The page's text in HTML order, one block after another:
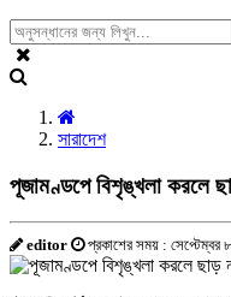
সারাদেশ
পূজামণ্ডপে বিশৃঙ্খলা করলে
editor প্রকাশের সময় :